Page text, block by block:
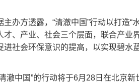
主办方透露，“清澈中国”行动以打造“
才、产业、社会三个层面，联合产业
进社会环保意识的提高，以实现碧水
澈中国”的行动将于6月28日在北京新